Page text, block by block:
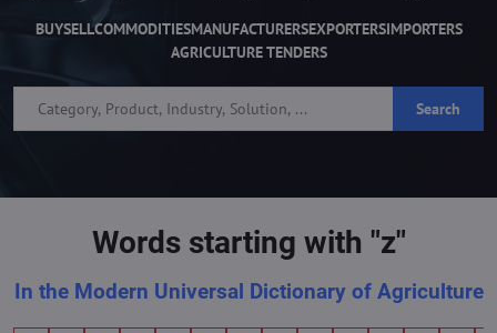
BUYSELLCOMMODITIESMANUFACTURERSEXPORTERSIMPORTERS
AGRICULTURE TENDERS
Search
Words starting with "z"
In the Modern Universal Dictionary of Agriculture